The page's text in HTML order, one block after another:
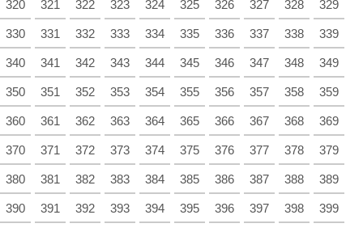
320 321 322 323 324 325 326 327 328 329
330 331 332 333 334 335 336 337 338 339
340 341 342 343 344 345 346 347 348 349
350 351 352 353 354 355 356 357 358 359
360 361 362 363 364 365 366 367 368 369
370 371 372 373 374 375 376 377 378 379
380 381 382 383 384 385 386 387 388 389
390 391 392 393 394 395 396 397 398 399